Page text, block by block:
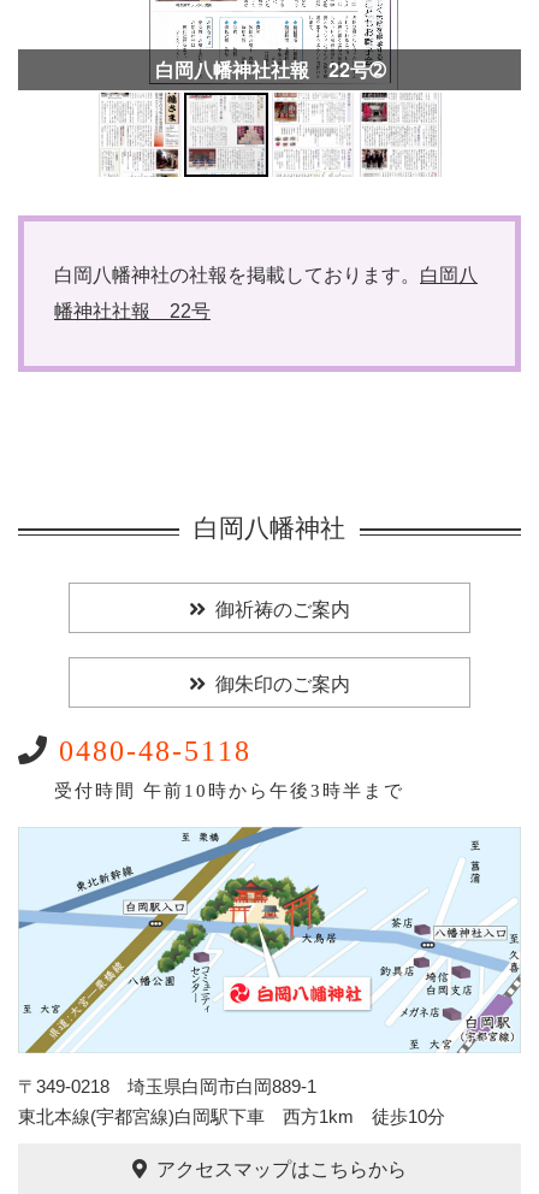
白岡八幡神社社報 22号➁
白岡八幡神社の社報を掲載しております。 白岡八
幡神社社報 22号
白岡八幡神社
御祈祷のご案内
御朱印のご案内
0480-48-5118
受付時間 午前10時から午後3時半まで
〒349-0218 埼玉県白岡市白岡889-1
東北本線(宇都宮線)白岡駅下車 西方1km 徒歩10分
アクセスマップはこちらから